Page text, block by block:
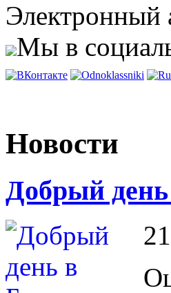
Электронный
Мы в
Новости
Добрый